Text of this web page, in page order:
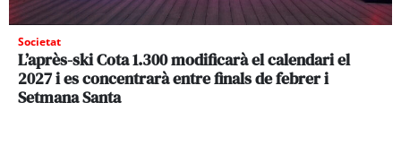
Societat
L’après-ski Cota 1.300 modificarà el calendari el
2027 i es concentrarà entre finals de febrer i
Setmana Santa